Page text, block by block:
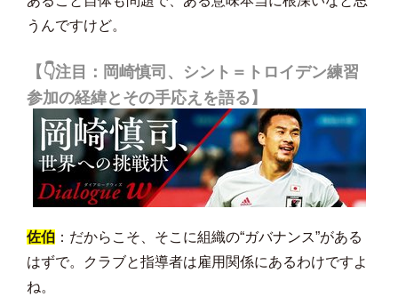
うんですけど。
【👇注目：岡崎慎司、シント＝トロイデン練習
参加の経緯とその手応えを語る】
佐伯 ：だからこそ、そこに組織の“ガバナンス”がある
はずで。クラブと指導者は雇用関係にあるわけですよ
ね。